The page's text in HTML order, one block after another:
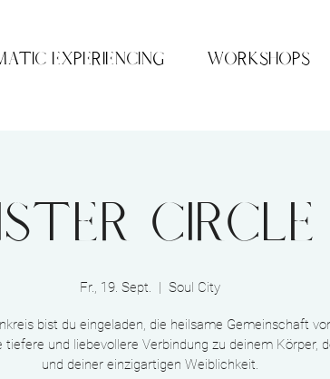
EXPERIENCING WORKSHOPS
Fr., 19. Sept.
  |
Soul City
bist du eingeladen, die heilsame Gemeinschaft
tiefere und liebevollere Verbindung zu deinem Körper,
und deiner einzigartigen Weiblichkeit.